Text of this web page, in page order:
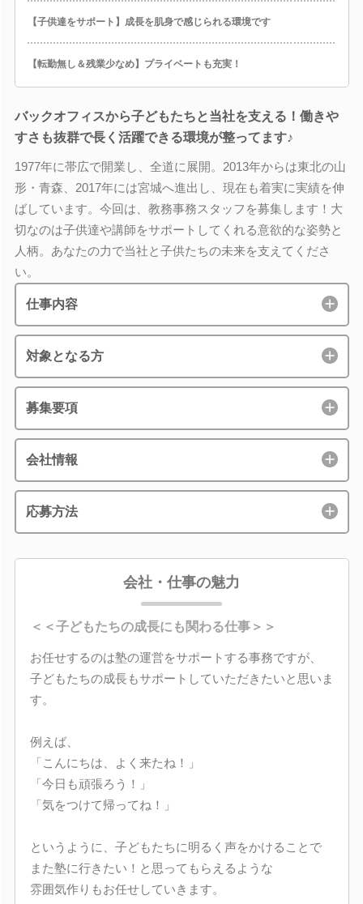
【子供達をサポート】成長を肌身で感じられる環境です
【転勤無し＆残業少なめ】プライベートも充実！
バックオフィスから子どもたちと当社を支える！働きや
すさも抜群で長く活躍できる環境が整ってます♪
1977年に帯広で開業し、全道に展開。2013年からは東北の山
形・青森、2017年には宮城へ進出し、現在も着実に実績を伸
ばしています。今回は、教務事務スタッフを募集します！大
切なのは子供達や講師をサポートしてくれる意欲的な姿勢と
人柄。あなたの力で当社と子供たちの未来を支えてくださ
い。
仕事内容
対象となる方
募集要項
会社情報
応募方法
会社・仕事の魅力
＜＜子どもたちの成長にも関わる仕事＞＞
お任せするのは塾の運営をサポートする事務ですが、
子どもたちの成長もサポートしていただきたいと思いま
す。
例えば、
「こんにちは、よく来たね！」
「今日も頑張ろう！」
「気をつけて帰ってね！」
というように、子どもたちに明るく声をかけることで
また塾に行きたい！と思ってもらえるような
雰囲気作りもお任せしていきます。